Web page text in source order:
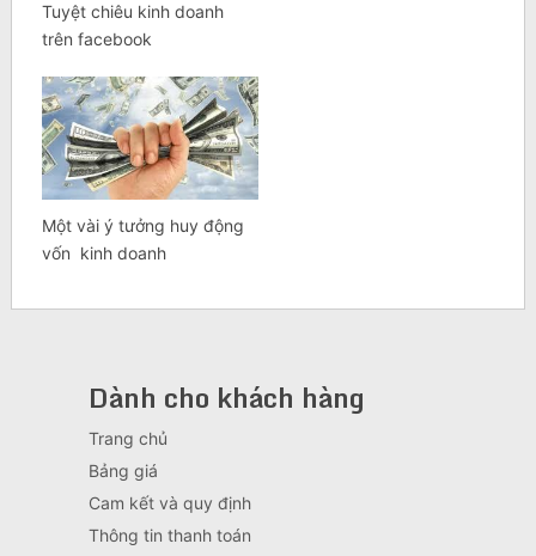
Tuyệt chiêu kinh doanh
trên facebook
Một vài ý tưởng huy động
vốn kinh doanh
Dành cho khách hàng
Trang chủ
Bảng giá
Cam kết và quy định
Thông tin thanh toán